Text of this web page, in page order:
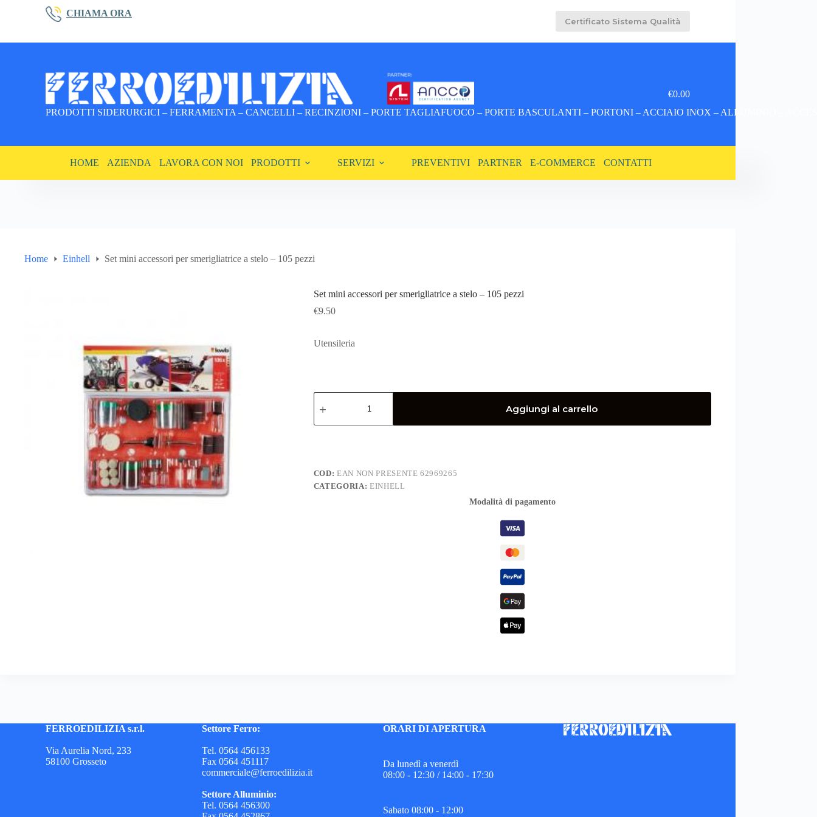
CHIAMA ORA
Certificato Sistema Qualità
PRODOTTI SIDERURGICI – FERRAMENTA – CANCELLI – RECINZIONI – PORTE TAGLIAFUOCO – PORTE BASCULANTI – PORTONI – ACCIAIO INOX – ALLUMINIO –
Carrello
€0.00
HOME AZIENDA LAVORA CON NOI PRODOTTI SERVIZI PREVENTIVI PARTNER E-COMMERCE CONTATTI
Home Einhell Set mini accessori per smerigliatrice a stelo – 105 pezzi
Set mini accessori per smerigliatrice a stelo – 105 pezzi
€9.50
Utensileria
Set
mini
per
-
105
pezzi
Aggiungi al carrello
COD:EAN NON PRESENTE 62969265
CATEGORIA: EINHELL
Modalità di pagamento
FERROEDILIZIA s.r.l.
Via Aurelia Nord, 233
58100 Grosseto
Settore Ferro:
Tel. 0564 456133
Fax 0564 451117
commerciale@ferroedilizia.it
Settore Alluminio:
Tel. 0564 456300
ORARI DI APERTURA
Da lunedì a venerdì
08:00 - 12:30 / 14:00 - 17:30
Sabato 08:00 - 12:00